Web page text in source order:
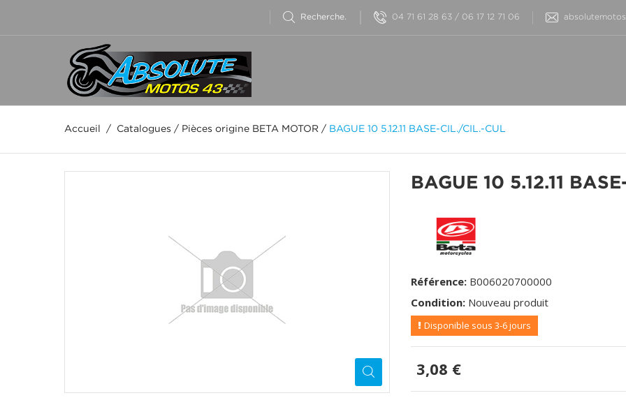
04 71 61 28 63 / 06 17 12 71 06
Accueil / Catalogues / Pièces origine BETA MOTOR / BAGUE 10 5.12.11 BASE-CIL./CIL.-CUL
BAGUE 10 5.12.11
Référence: B006020700000
Condition: Nouveau produit
Disponible sous 3-6 jours
3,08 €